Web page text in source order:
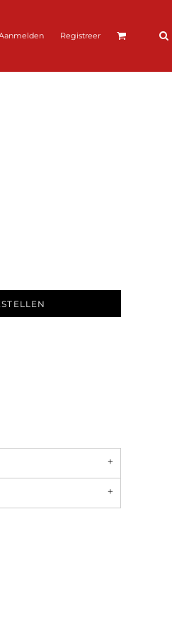
Registreer